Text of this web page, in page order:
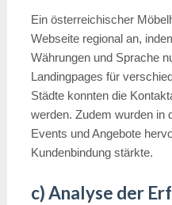
Ein österreichischer
Webseite regional an,
Währungen und Sprache
Landingpages für
Städte konnten die
werden. Zudem wurden in
Events und Angebote
Kundenbindung stärkte.
c) Analyse der